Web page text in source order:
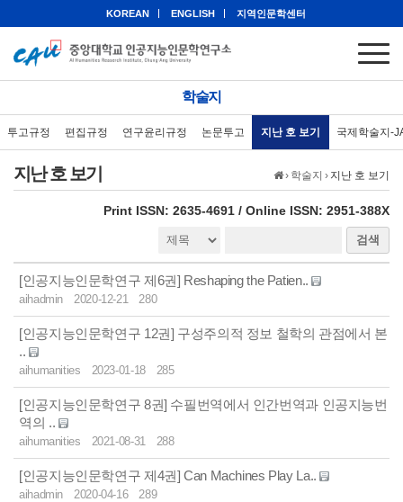
KOREAN ENGLISH 지역인문학센터
학술지
투고규정 편집규정 연구윤리규정 논문투고 지난 호 보기 국제학술지-
› 학술지 › 지난 호 보기
지난 호 보기
Print ISSN: 2635-4691 / Online ISSN: 2951-388X
검색
[인공지능인문학연구 제6권] Reshaping the Patien..
aihadmin 2020-12-21 280
[인공지능인문학연구 12권] 구성주의적 정보 철학의 관점에서 본
..
aihumanities 2023-01-18 285
[인공지능인문학연구 8권] 수필번역에서 인간번역과 인공지능번
역의 ..
aihumanities 2021-08-31 288
[인공지능인문학연구 제4권] Can Machines Play La..
aihadmin 2020-04-16 289